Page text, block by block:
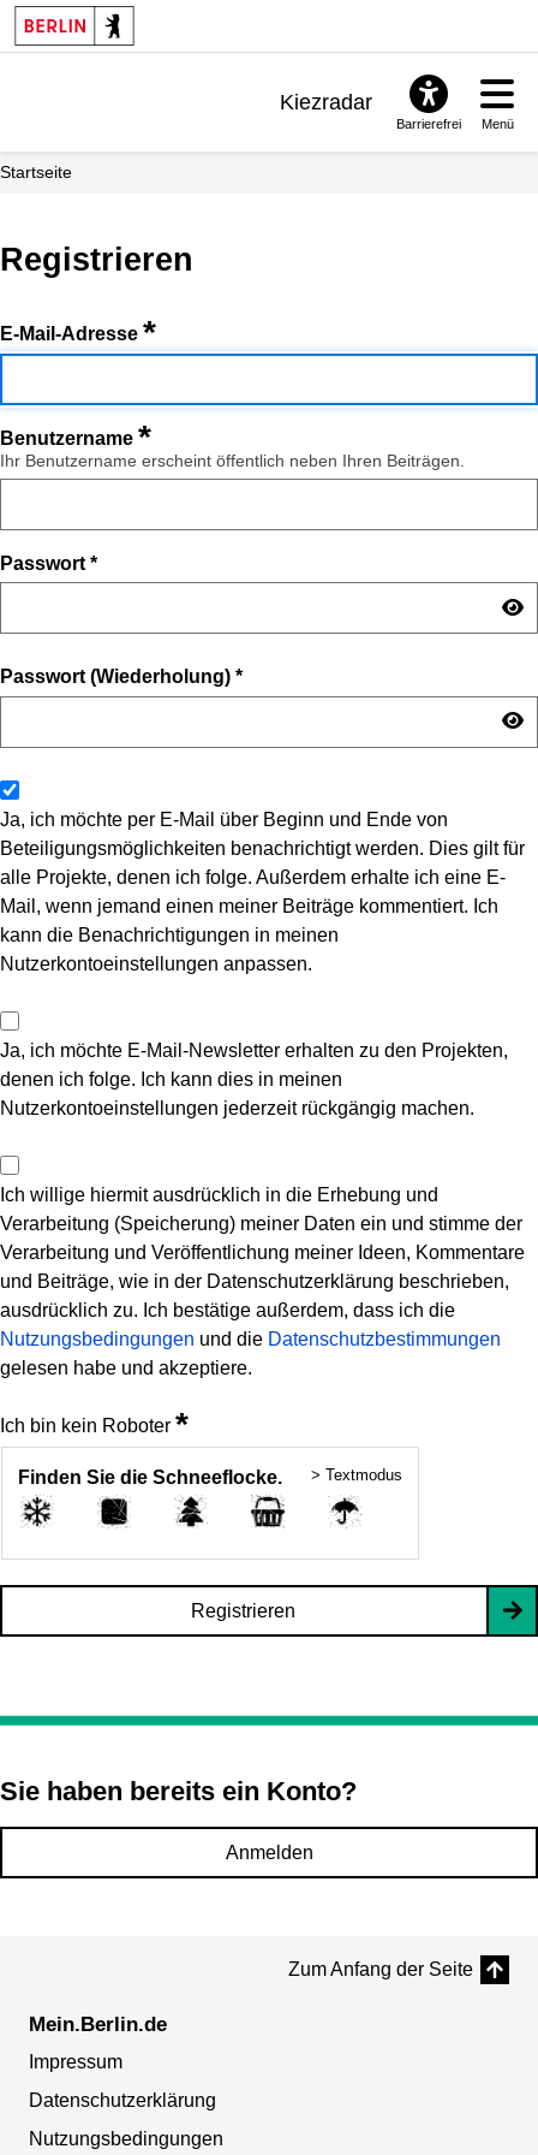
Kiezradar
Barrierefrei Menü
Startseite
Registrieren
E-Mail-Adresse *
Benutzername *
Ihr Benutzername erscheint öffentlich neben Ihren Beiträgen.
Passwort *
Passwort (Wiederholung) *
Ja, ich möchte per E-Mail über Beginn und Ende von
Beteiligungsmöglichkeiten benachrichtigt werden. Dies gilt für
alle Projekte, denen ich folge. Außerdem erhalte ich eine E-
Mail, wenn jemand einen meiner Beiträge kommentiert. Ich
kann die Benachrichtigungen in meinen
Nutzerkontoeinstellungen anpassen.
Ja, ich möchte E-Mail-Newsletter erhalten zu den Projekten,
denen ich folge. Ich kann dies in meinen
Nutzerkontoeinstellungen jederzeit rückgängig machen.
Ich willige hiermit ausdrücklich in die Erhebung und
Verarbeitung (Speicherung) meiner Daten ein und stimme der
Verarbeitung und Veröffentlichung meiner Ideen, Kommentare
und Beiträge, wie in der Datenschutzerklärung beschrieben,
ausdrücklich zu. Ich bestätige außerdem, dass ich die
Nutzungsbedingungen und die Datenschutzbestimmungen
gelesen habe und akzeptiere.
Ich bin kein Roboter *
Finden Sie die Schneeflocke. > Textmodus
Registrieren
Sie haben bereits ein Konto?
Anmelden
Zum Anfang der Seite
Mein.Berlin.de
Impressum
Datenschutzerklärung
Nutzungsbedingungen